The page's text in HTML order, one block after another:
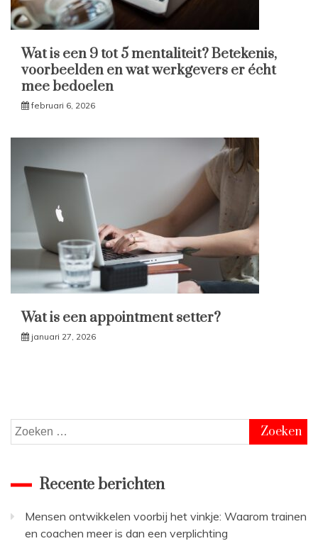
Wat is een 9 tot 5 mentaliteit? Betekenis,
voorbeelden en wat werkgevers er écht
mee bedoelen
februari 6, 2026
Wat is een appointment setter?
januari 27, 2026
Zoeken
naar:
Recente berichten
Mensen ontwikkelen voorbij het vinkje: Waarom trainen
en coachen meer is dan een verplichting